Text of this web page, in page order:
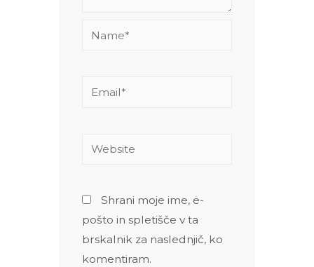
Name*
Email*
Website
Shrani moje ime, e-
pošto in spletišče v ta
brskalnik za naslednjič, ko
komentiram.